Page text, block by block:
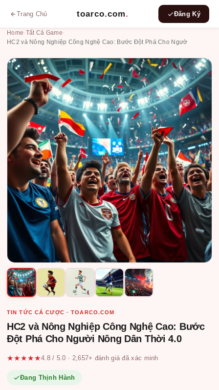
Trang Chủ toarco.com. Đăng Ký
Home Tất Cả Game
HC2 và Nông Nghiệp Công Nghệ Cao: Bước Đột Phá Cho Ngườ
TIN TỨC CÁ CƯỢC · TOARCO.COM
HC2 và Nông Nghiệp Công Nghệ Cao: Bước
Đột Phá Cho Người Nông Dân Thời 4.0
★★★★★4.8 / 5.0 · 2,657+ đánh giá đã xác minh
Đang Thịnh Hành